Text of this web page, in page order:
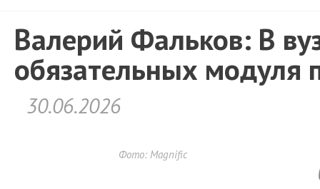
Валерий Фальков: В
обязательных модуля
30.06.2026
Фото: Magnific